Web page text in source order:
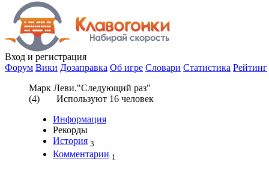
Вход и регистрация
Форум Вики Дозаправка Об игре Словари Статистика Рейтинг
Марк Леви."Следующий раз"
(4) Используют 16 человек
Информация
Рекорды
История 3
Комментарии 1